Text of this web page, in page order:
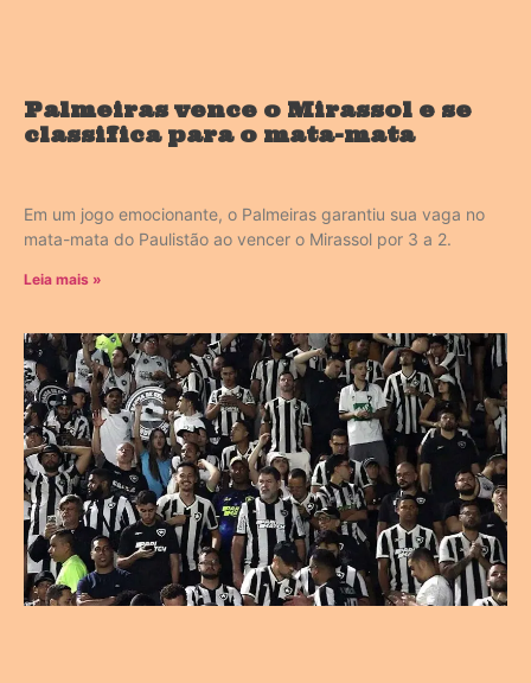
Palmeiras vence o Mirassol e se
classifica para o mata-mata
Em um jogo emocionante, o Palmeiras garantiu sua vaga no
mata-mata do Paulistão ao vencer o Mirassol por 3 a 2.
Leia mais »